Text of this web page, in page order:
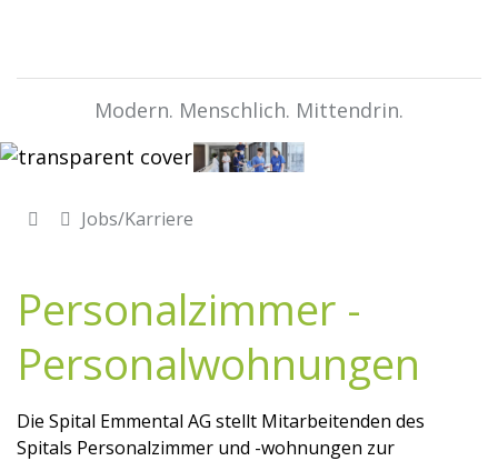
Modern. Menschlich. Mittendrin.
Jobs/Karriere
Personalzimmer -
Personalwohnungen
Die Spital Emmental AG stellt Mitarbeitenden des
Spitals Personalzimmer und -wohnungen zur